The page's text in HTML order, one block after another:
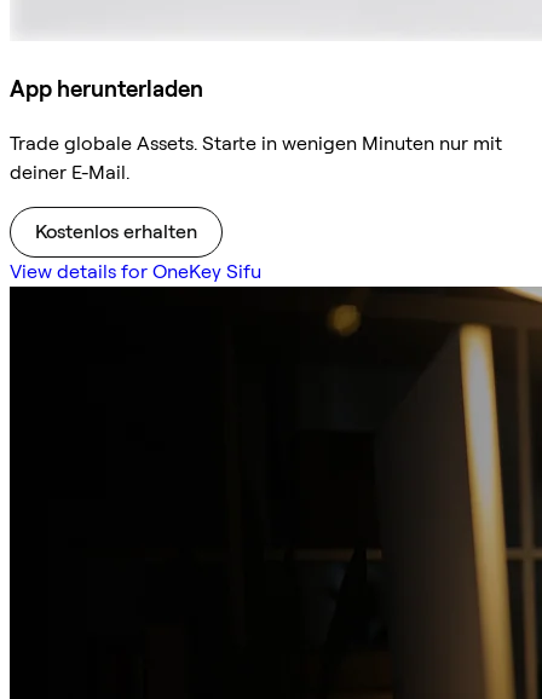
App herunterladen
Trade globale Assets. Starte in wenigen Minuten nur mit
deiner E-Mail.
Kostenlos erhalten
View details for OneKey Sifu